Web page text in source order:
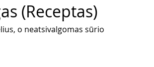
(Receptas)
o neatsivalgomas sūrio